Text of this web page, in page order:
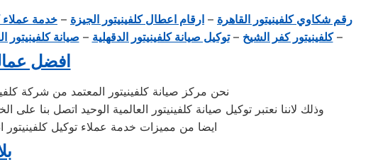
رقم شكاوي كلفينيتور القاهرة – ارقام اعطال كلفينيتور الجيزة – خدمة عملاء
كلفينيتور كفر الشيخ –توكيل صيانة كلفينيتور الدقهلية – صيانة كلفينيتور –
افضل
نحن مركز صيانة كلفينيتور المعتمد من شركة
وذلك لاننا نعتبر توكيل صيانة كلفينيتور العالمية الوحيد اتصل
ايضا من مميزات خدمة عملاء توكيل